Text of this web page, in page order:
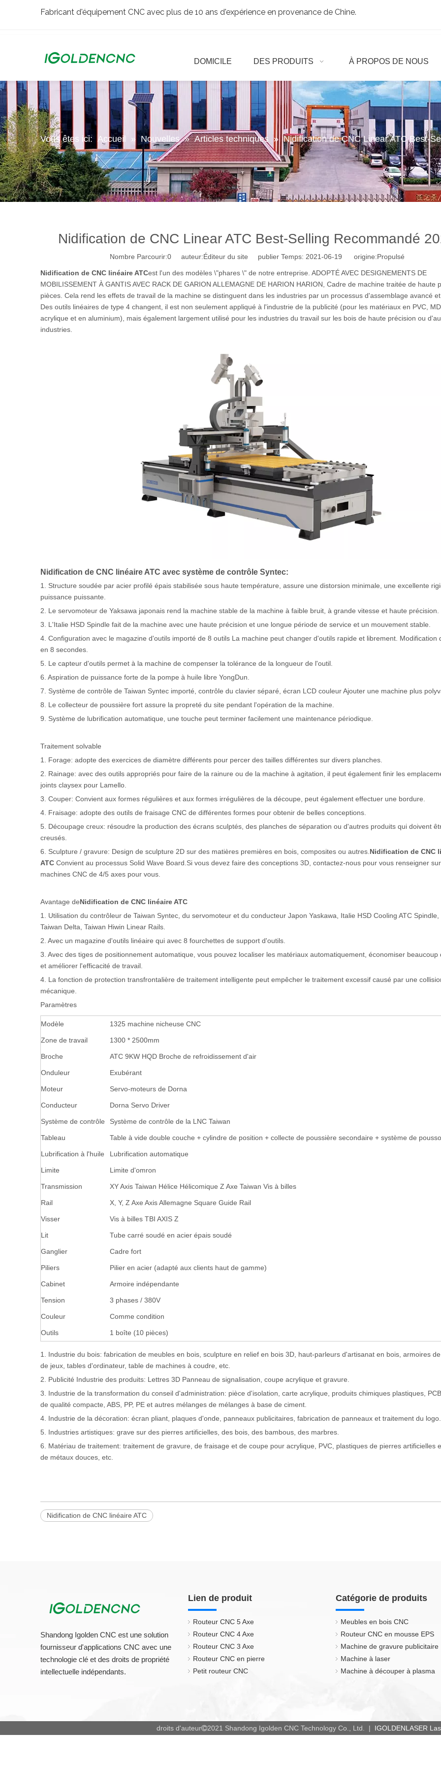
Fabricant d'équipement CNC avec plus de 10 ans d'expérience en provenance de Chine.
DOMICILE DES PRODUITS À PROPOS DE NOUS
Vous êtes ici: Accueil » Nouvelles » Articles techniques » Nidification de CNC Linear ATC Best-
Nidification de CNC Linear ATC Best-Selling Recommandé
Nombre Parcourir:0auteur:Éditeur du site publier Temps: 2021-06-19 origine:Propulsé
Nidification de CNC linéaire ATCest l'un des modèles \"phares \" de notre entreprise. ADOPTÉ AVEC DESIGNEMENTS DE
MOBILISSEMENT À GANTIS AVEC RACK DE GARION ALLEMAGNE DE HARION HARION, Cadre de machine traitée de haute
pièces. Cela rend les effets de travail de la machine se distinguent dans les industries par un processus d'assemblage avancé
Des outils linéaires de type 4 changent, il est non seulement appliqué à l'industrie de la publicité (pour les matériaux en PVC,
acrylique et en aluminium), mais également largement utilisé pour les industries du travail sur les bois de haute précision ou
industries.
Nidification de CNC linéaire ATC avec système de contrôle Syntec:
1. Structure soudée par acier profilé épais stabilisée sous haute température, assure une distorsion minimale, une excellente
puissance puissante.
2. Le servomoteur de Yaksawa japonais rend la machine stable de la machine à faible bruit, à grande vitesse et haute précision.
3. L'Italie HSD Spindle fait de la machine avec une haute précision et une longue période de service et un mouvement stable.
4. Configuration avec le magazine d'outils importé de 8 outils La machine peut changer d'outils rapide et librement. Modification
en 8 secondes.
5. Le capteur d'outils permet à la machine de compenser la tolérance de la longueur de l'outil.
6. Aspiration de puissance forte de la pompe à huile libre YongDun.
7. Système de contrôle de Taiwan Syntec importé, contrôle du clavier séparé, écran LCD couleur Ajouter une machine plus
8. Le collecteur de poussière fort assure la propreté du site pendant l'opération de la machine.
9. Système de lubrification automatique, une touche peut terminer facilement une maintenance périodique.
Traitement solvable
1. Forage: adopte des exercices de diamètre différents pour percer des tailles différentes sur divers planches.
2. Rainage: avec des outils appropriés pour faire de la rainure ou de la machine à agitation, il peut également finir les
joints claysex pour Lamello.
3. Couper: Convient aux formes régulières et aux formes irrégulières de la découpe, peut également effectuer une bordure.
4. Fraisage: adopte des outils de fraisage CNC de différentes formes pour obtenir de belles conceptions.
5. Découpage creux: résoudre la production des écrans sculptés, des planches de séparation ou d'autres produits qui doivent
creusés.
6. Sculpture / gravure: Design de sculpture 2D sur des matières premières en bois, composites ou autres. Nidification de CNC
ATC Convient au processus Solid Wave Board.Si vous devez faire des conceptions 3D, contactez-nous pour vous renseigner
machines CNC de 4/5 axes pour vous.
Avantage deNidification de CNC linéaire ATC
1. Utilisation du contrôleur de Taiwan Syntec, du servomoteur et du conducteur Japon Yaskawa, Italie HSD Cooling ATC
Taiwan Delta, Taiwan Hiwin Linear Rails.
2. Avec un magazine d'outils linéaire qui avec 8 fourchettes de support d'outils.
3. Avec des tiges de positionnement automatique, vous pouvez localiser les matériaux automatiquement, économiser beaucoup
et améliorer l'efficacité de travail.
4. La fonction de protection transfrontalière de traitement intelligente peut empêcher le traitement excessif causé par une
mécanique.
Paramètres
Modèle 1325 machine nicheuse CNC
Zone de travail 1300 * 2500mm
Broche ATC 9KW HQD Broche de refroidissement d'air
Onduleur Exubérant
Moteur Servo-moteurs de Dorna
Conducteur Dorna Servo Driver
Système de contrôle Système de contrôle de la LNC Taiwan
Tableau Table à vide double couche + cylindre de position + collecte de poussière secondaire + système de
Lubrification à l'huile Lubrification automatique
Limite Limite d'omron
Transmission XY Axis Taiwan Hélice Hélicomique Z Axe Taiwan Vis à billes
Rail X, Y, Z Axe Axis Allemagne Square Guide Rail
Visser Vis à billes TBI AXIS Z
Lit Tube carré soudé en acier épais soudé
Ganglier Cadre fort
Piliers Pilier en acier (adapté aux clients haut de gamme)
Cabinet Armoire indépendante
Tension 3 phases / 380V
Couleur Comme condition
Outils 1 boîte (10 pièces)
1. Industrie du bois: fabrication de meubles en bois, sculpture en relief en bois 3D, haut-parleurs d'artisanat en bois, armoires
de jeux, tables d'ordinateur, table de machines à coudre, etc.
2. Publicité Industrie des produits: Lettres 3D Panneau de signalisation, coupe acrylique et gravure.
3. Industrie de la transformation du conseil d'administration: pièce d'isolation, carte acrylique, produits chimiques plastiques,
de qualité compacte, ABS, PP, PE et autres mélanges de mélanges à base de ciment.
4. Industrie de la décoration: écran pliant, plaques d'onde, panneaux publicitaires, fabrication de panneaux et traitement du logo.
5. Industries artistiques: grave sur des pierres artificielles, des bois, des bambous, des marbres.
6. Matériau de traitement: traitement de gravure, de fraisage et de coupe pour acrylique, PVC, plastiques de pierres artificielles
de métaux douces, etc.
Nidification de CNC linéaire ATC
Shandong Igolden CNC est une solution
fournisseur d'applications CNC avec une
technologie clé et des droits de propriété
intellectuelle indépendants.
Lien de produit
Routeur CNC 5 Axe
Routeur CNC 4 Axe
Routeur CNC 3 Axe
Routeur CNC en pierre
Petit routeur CNC
Catégorie de produits
Meubles en bois CNC
Routeur CNC en mousse EPS
Machine de gravure publicitaire
Machine à laser
Machine à découper à plasma
droits d'auteur2021 Shandong Igolden CNC Technology Co., Ltd. | IGOLDENLASER